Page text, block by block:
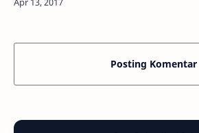
yang menjadi rumah Luke Skywalker di …
Posting Komentar